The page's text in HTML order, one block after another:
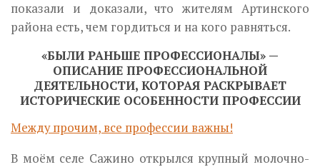
показали и доказали, что жителям Артинского
района есть, чем гордиться и на кого равняться.
«БЫЛИ РАНЬШЕ ПРОФЕССИОНАЛЫ» —
ОПИСАНИЕ ПРОФЕССИОНАЛЬНОЙ
ДЕЯТЕЛЬНОСТИ, КОТОРАЯ РАСКРЫВАЕТ
ИСТОРИЧЕСКИЕ ОСОБЕННОСТИ ПРОФЕССИИ
Между прочим, все профессии важны!
В моём селе Сажино открылся крупный молочно-